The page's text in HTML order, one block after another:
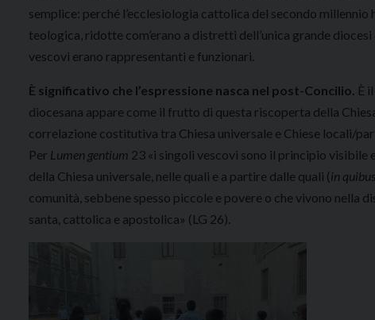
semplice: perché l’ecclesiologia cattolica del secondo
teologica, ridotte com’erano a distretti dell’unica grande
vescovi erano rappresentanti e funzionari.
È significativo che l’espressione nasca nel post-Concilio. È
diocesana appare come il frutto di questa riscoperta della
correlazione costitutiva tra Chiesa universale e Chiese locali/
Per Lumen gentium 23 «i singoli vescovi sono il principio visibile
della Chiesa universale, nelle quali e a partire dalle quali (in
comunità, sebbene spesso piccole e povere o che vivono nella
santa, cattolica e apostolica» (LG 26).